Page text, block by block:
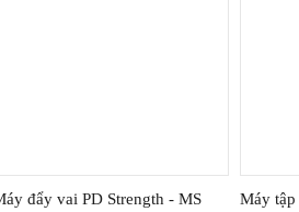
đẩy vai PD Strength - MS
Máy